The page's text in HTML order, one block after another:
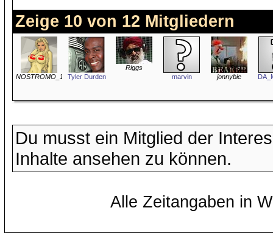
Zeige 10 von 12 Mitgliedern
NOSTROMO_166Tyler Durden
Riggs
marvin
jonnybie
Du musst ein Mitglied der
Inhalte ansehen zu können.
Alle Zeitangaben in